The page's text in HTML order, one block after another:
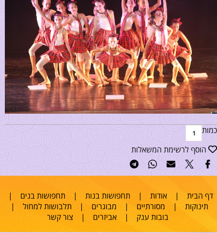
כמות
הוסף לרשימת המשאלות
דף הבית |אודות | תחפושות בנות | תחפושות בנים |
תינוקות | מסורתיים | מבוגרים | תלבושות למחול |
בובות ענק |אביזרים | צור קשר